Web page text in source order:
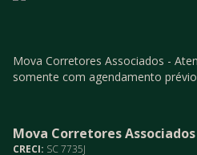
Mova Corretores Associados - Atendimento Presencial
somente com agendamento prévio
Mova Corretores Associados
CRECI: SC 7735J